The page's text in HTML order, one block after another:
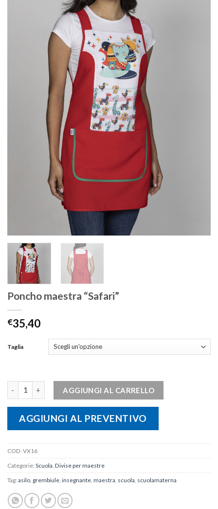
Poncho maestra “Safari”
€35,40
Taglia
AGGIUNGI AL CARRELLO
AGGIUNGI AL PREVENTIVO
COD: VX16
Categorie: Scuola Divise per maestre
Tag: asilo grembiule insegnante maestra scuola scuolamaterna